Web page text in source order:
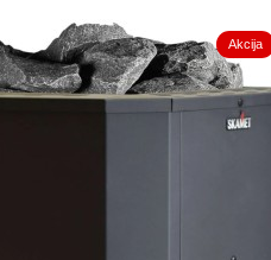
Akcija